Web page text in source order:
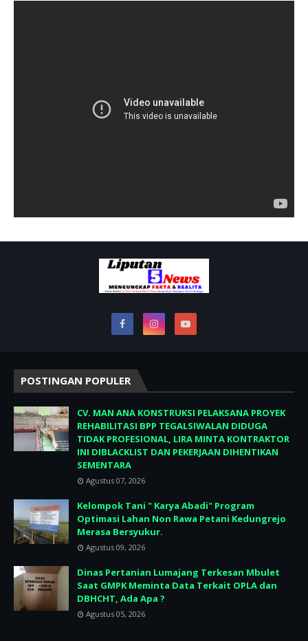
POSTINGAN POPULER
CV. MAN ANA KONSTRUKSI PELAKSANA PROYEK
REHABILITASI BPP TEGALSIWALAN DIDUGA
TIDAK PROFESIONAL, LIRA MINTA KONTRAKTOR
INI DIBLACKLIST DAN PEKERJAAN DIHENTIKAN
SEMENTARA
Agustus 07, 2026
Kelompok Tani " Karya Abadi" Program
Optimasi Lahan Non Rawa Petani Kedungrejo
Merasa Bersyukur.
Agustus 09, 2026
Dinas Pertanian Lumajang Terkesan Mbulet
Saat GMPK Meminta Data Terkait OPLA dan
DBHCHT, Ada Apa ?
Agustus 05, 2026